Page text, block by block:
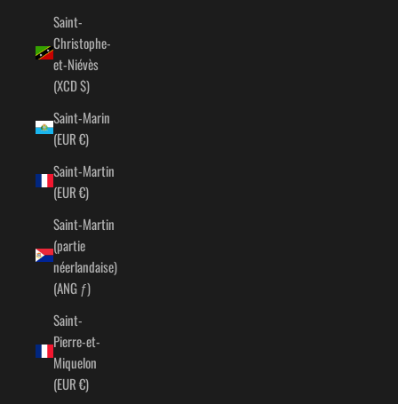
Saint-
Christophe-
et-Niévès
(XCD $)
Saint-Marin
(EUR €)
Saint-Martin
(EUR €)
Saint-Martin
(partie
néerlandaise)
(ANG ƒ)
Saint-
Pierre-et-
Miquelon
(EUR €)